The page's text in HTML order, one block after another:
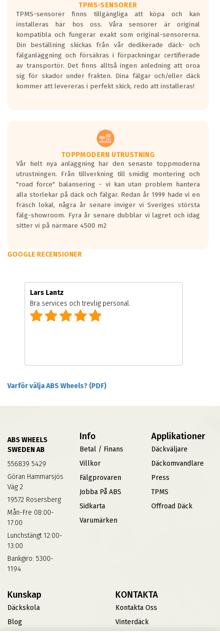
godkända för år 2016 nya regelverk.
Ett däck med en svart våg kommer vara
minst tre decibel tystare än det
regelverk som börjar gälla 2016.
TPMS-SENSORER
TPMS-sensorer finns tillgängliga att köpa och kan
installeras här hos oss. Våra sensorer är original
kompatibla och fungerar exakt som original-sensorerna.
Din beställning skickas från vår dedikerade däck- och
fälganläggning och försäkras i förpackningar certifierade
av transportör. Det finns alltså ingen anledning att oroa
sig för skador under frakten. Dina fälgar och/eller däck
kommer att levereras i perfekt skick, redo att installeras!
TOPPMODERN UTRUSTNING
Vår helt nya anläggning har den senaste toppmoderna
utrustningen. Från tillverkning till smidig montering och
"road force" balansering - vi kan utan problem hantera
alla storlekar på däck och fälgar. Redan år 1999 hade vi en
fräsch lokal, några år senare inviger vi Sveriges största
fälg-showroom. Fyra år senare dubblar vi lagret och idag
sitter vi på närmare 4500 m2
GOOGLE RECENSIONER
Lars Lantz
Bra services och trevlig personal.
Varför välja ABS Wheels? (PDF)
ABS WHEELS
SWEDEN AB
556839 5429
Göran Hammarsjös
Väg 2
19572 Rosersberg
Mån-Fre 08:00-
17:00
Lunchstängt 12:00-
13:00
Bankgiro: 5300-
1194
Info
Betal / Finans
Villkor
Fälgprovaren
Jobba På ABS
Sidkarta
Varumärken
Applikationer
Däckväljare
Däckomvandlare
Press
TPMS
Offroad Däck
Kunskap
Däckskola
Blog
KONTAKTA
Kontakta Oss
Vinterdäck